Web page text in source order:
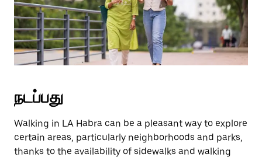
நடப்பது
Walking in LA Habra can be a pleasant way to explore
certain areas, particularly neighborhoods and parks,
thanks to the availability of sidewalks and walking